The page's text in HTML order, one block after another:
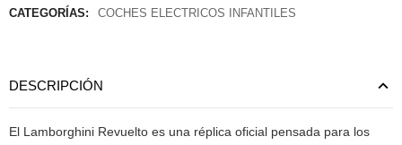
CATEGORÍAS:
COCHES ELECTRICOS INFANTILES
DESCRIPCIÓN
El Lamborghini Revuelto es una réplica oficial pensada para los